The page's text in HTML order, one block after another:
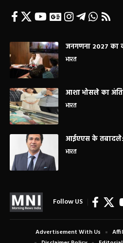
जनगणना 2027 का
भारत
आशा भोसले का
भारत
आईएएस के तबादले:
भारत
Follow US
Advertisement With Us